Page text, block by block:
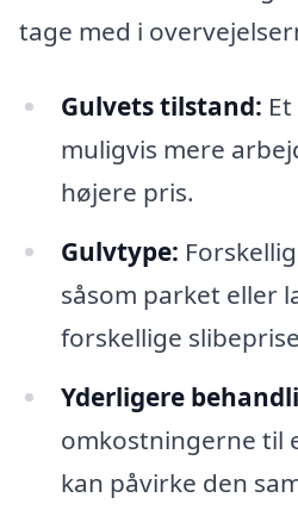
tage med i
Gulvets tilstand:
muligvis mere
højere pris.
Gulvtype:
såsom parket eller
forskellige
Yderligere
omkostningerne til
kan påvirke den